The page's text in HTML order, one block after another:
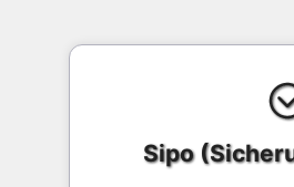
Sipo